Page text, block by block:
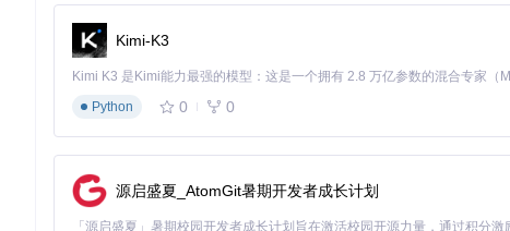
基础依赖配置
sudo apt-get update && sudo
sudo usermod -aG docker
cd RD-Agent
# 3. 安装开发环境
Kimi-K3
Python
0 0
源启盛夏_AtomGit暑期开发者成长计划